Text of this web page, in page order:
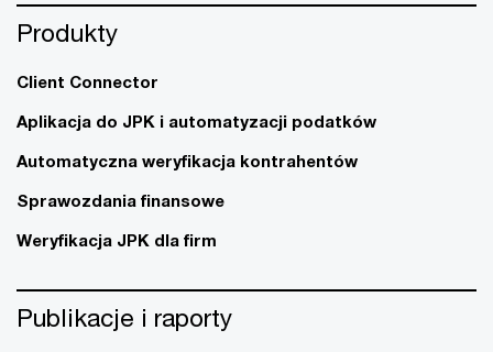
Produkty
Client Connector
Aplikacja do JPK i automatyzacji podatków
Automatyczna weryfikacja kontrahentów
Sprawozdania finansowe
Weryfikacja JPK dla firm
Publikacje i raporty